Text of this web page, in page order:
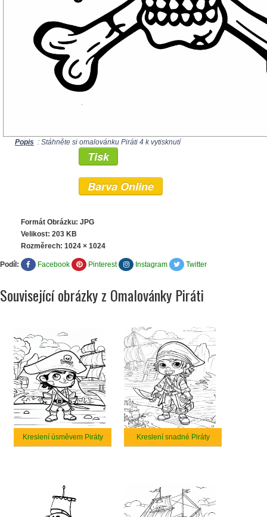
Popis : Stáhněte si omalovánku Piráti 4 k vytisknutí
Tisk
Barva Online
Formát Obrázku: JPG
Velikost: 203 KB
Rozměrech: 1024 × 1024
Podíl: Facebook Pinterest Instagram Twitter
Související obrázky z Omalovánky Piráti
Kreslení úsměvem Piráty Kreslení snadné Piráty